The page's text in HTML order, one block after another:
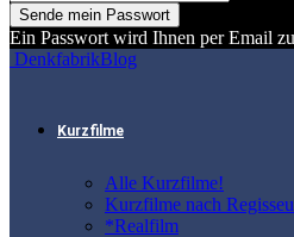
Ein Passwort wird Ihnen per Email
DenkfabrikBlog
Kurzfilme
Alle Kurzfilme!
Kurzfilme nach
*Realfilm